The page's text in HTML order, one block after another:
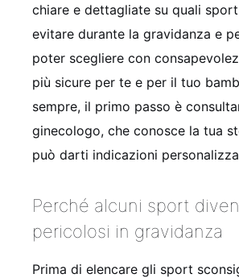
chiare e dettagliate su quali
evitare durante la gravidanza e
poter scegliere con
più sicure per te e per il tuo
sempre, il primo passo è
ginecologo, che conosce la tua
può darti indicazioni
Perché alcuni sport
pericolosi in gravidanza
Prima di elencare gli sport